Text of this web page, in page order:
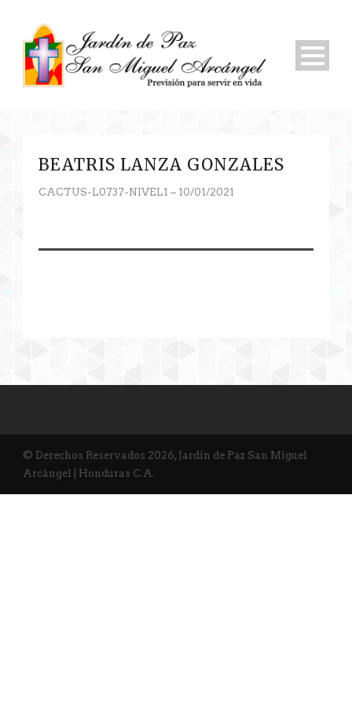
BEATRIS LANZA GONZALES
CACTUS-L0737-NIVEL1 – 10/01/2021
© Derechos Reservados 2026, Jardín de Paz San Miguel
Arcángel | Honduras C.A.